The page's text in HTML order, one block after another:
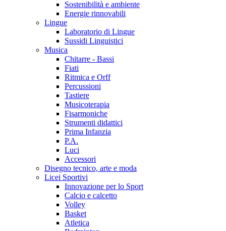
Sostenibilità e ambiente
Energie rinnovabili
Lingue
Laboratorio di Lingue
Sussidi Linguistici
Musica
Chitarre - Bassi
Fiati
Ritmica e Orff
Percussioni
Tastiere
Musicoterapia
Fisarmoniche
Strumenti didattici
Prima Infanzia
P.A.
Luci
Accessori
Disegno tecnico, arte e moda
Licei Sportivi
Innovazione per lo Sport
Calcio e calcetto
Volley
Basket
Atletica